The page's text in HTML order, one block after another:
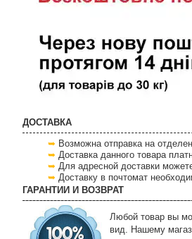
ДОСТАВКА
Возможна отправка на
Доставка данного товара
Для адресной доставки
Доставку в почтомат
ГАРАНТИИ И ВОЗВРАТ
Любой товар вы
вид. Нашему